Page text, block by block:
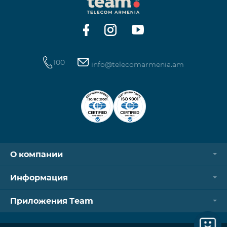
операторов. Для корректной идентификации Wi-
Fi и VPN должны быть отключен
100 info@telecomarmenia.am
О компании
Информация
Приложения Team